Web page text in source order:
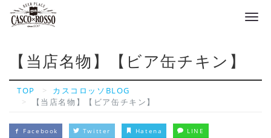
【当店名物】【ビア缶チキン】
TOP
カスコロッソBLOG
【当店名物】【ビア缶チキン】
Facebook Twitter Hatena LINE